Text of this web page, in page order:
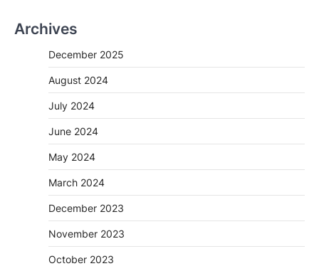
Archives
December 2025
August 2024
July 2024
June 2024
May 2024
March 2024
December 2023
November 2023
October 2023